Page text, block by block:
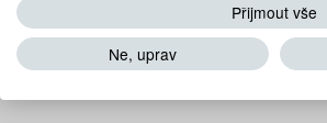
Přijmout vše
Ne, uprav